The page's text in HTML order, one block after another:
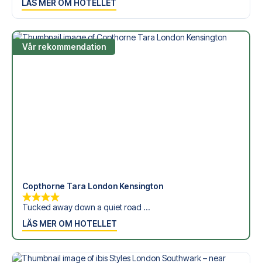
LÄS MER OM HOTELLET
Vår rekommendation
Copthorne Tara London Kensington
Tucked away down a quiet road ...
LÄS MER OM HOTELLET